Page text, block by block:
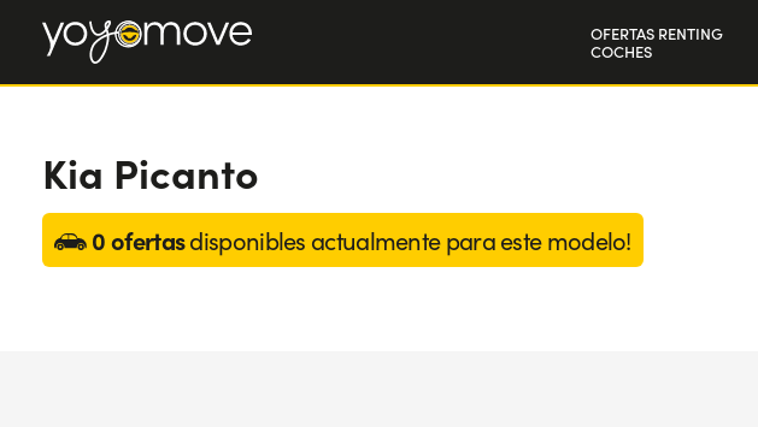
OFERTAS RENTING
COCHES
Kia Picanto
0 ofertasdisponibles actualmente para este modelo!